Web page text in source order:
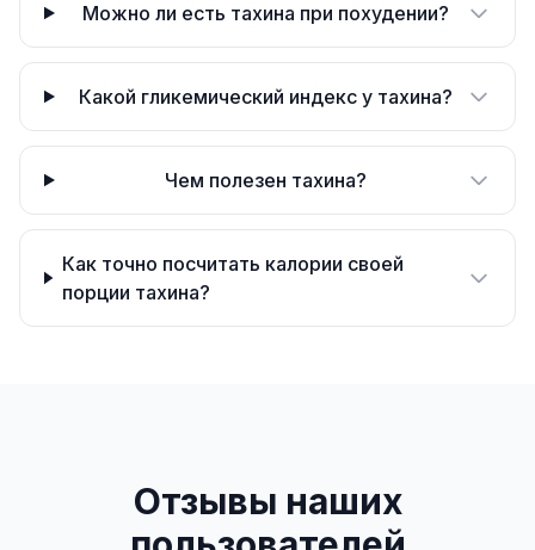
Можно ли есть тахина при похудении?
Какой гликемический индекс у тахина?
Чем полезен тахина?
Как точно посчитать калории своей
порции тахина?
Отзывы наших